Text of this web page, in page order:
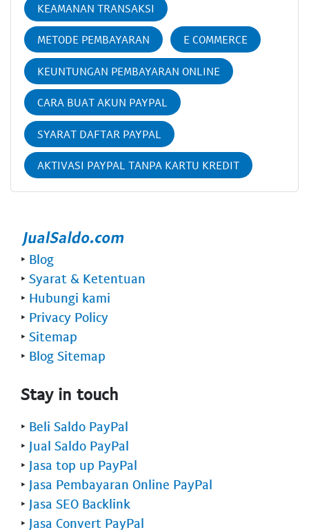
KEAMANAN TRANSAKSI
METODE PEMBAYARAN E COMMERCE
KEUNTUNGAN PEMBAYARAN ONLINE
CARA BUAT AKUN PAYPAL
SYARAT DAFTAR PAYPAL
AKTIVASI PAYPAL TANPA KARTU KREDIT
‣ Blog
‣ Syarat & Ketentuan
‣ Hubungi kami
‣ Privacy Policy
‣ Sitemap
‣ Blog Sitemap
Stay in touch
‣ Beli Saldo PayPal
‣ Jual Saldo PayPal
‣ Jasa top up PayPal
‣ Jasa Pembayaran Online PayPal
‣ Jasa SEO Backlink
‣ Jasa Convert PayPal